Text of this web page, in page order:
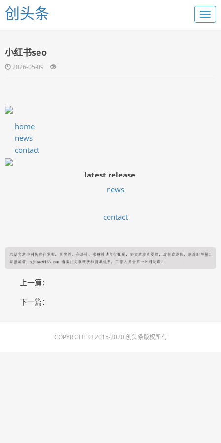
创头条
小红书seo
2026-05-09
home
news
contact
latest release
news
contact
上一篇：
下一篇：
COPYRIGHT © 2015-2020 创头条版权所有